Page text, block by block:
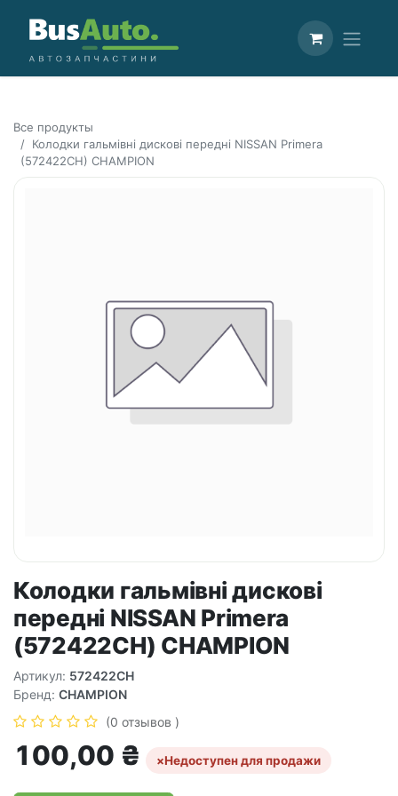
Все продукты
Колодки гальмівні дискові передні NISSAN Primera
(572422CH) CHAMPION
Колодки гальмівні дискові
передні NISSAN Primera
(572422CH) CHAMPION
Артикул: 572422CH
Бренд: CHAMPION
(0 отзывов )
100,00 ₴ ×Недоступен для продажи